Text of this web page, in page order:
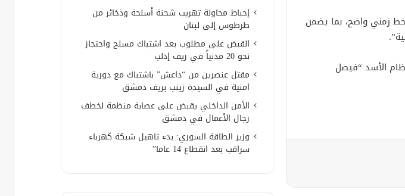
زمني واضح، بما يضمن
الأسد “فيصل
يستهدف منازل
درعا
يتحرك في جبل
في دمشق
إحباط محاولة تهريب شحنة أسلحة وذخائر من
طرطوس إلى لبنان
القبض على مطلوب بعد اشتباك مسلح واحتجاز
نحو 20 مدنياً في ريف إدلب
مقتل عنصرين من “داعش” باشتباك مع دورية
امنية في السيدة زينب بريف دمشق
الأمن الداخلي يقبض على عصابة منظمة لخطف
رجال الأعمال في دمشق
وزير الطاقة السوري: بدء تاهيل شبكة كهرباء
سراقب بعد انقطاع 14 عاما”